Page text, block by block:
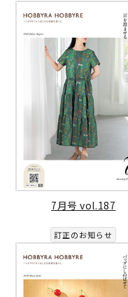
7月号 vol.187
訂正のお知らせ